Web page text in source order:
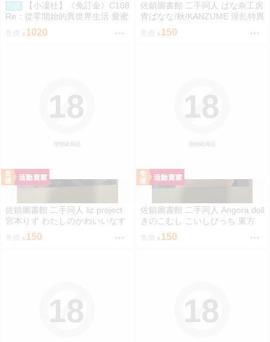
預購
【小凜社】《免訂金》C108
Re：從零開始的異世界生活 愛蜜
莉雅 艾姬多娜 拉姆 雷姆 B2掛軸
售價 1020
佐鎮圖書館 二手同人 ばな奈工房
青ばなな/秋/KANZUME 淫乱特異
点英霊風俗七番勝負 Fate FGO
售價 150
限制級商品
18
佐鎮圖書館 二手同人 liz project
宮本りず わたしのかわいいなす
びちゃん Fate FGO
150
限制級商品
18
佐鎮圖書館 二手同人 Angora doll
きのこむし こいしびっち 東方
150
18 18